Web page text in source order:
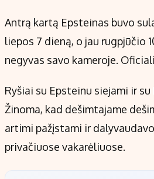
Antrą kartą Epsteinas buvo
liepos 7 dieną, o jau rugpjūčio
negyvas savo kameroje.
Ryšiai su Epsteinu siejami ir
Žinoma, kad dešimtajame
artimi pažįstami ir
privačiuose vakarėliuose.